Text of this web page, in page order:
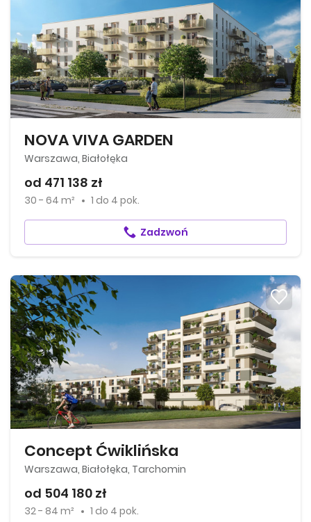
NOVA VIVA GARDEN
Warszawa, Białołęka
od 471 138 zł
30 - 64 m² 1 do 4 pok.
Zadzwoń
Concept Ćwiklińska
Warszawa, Białołęka, Tarchomin
od 504 180 zł
32 - 84 m² 1 do 4 pok.